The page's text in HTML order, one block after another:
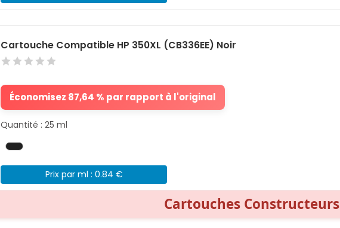
Cartouche Compatible HP 350XL (CB336EE) Noir
Économisez 87,64 % par rapport à l'original
Quantité : 25 ml
Prix par ml : 0.84 €
Cartouches Constructeurs